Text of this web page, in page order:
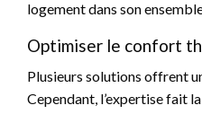
logement dans son
Optimiser le confort
Plusieurs solutions offrent
Cependant, l’expertise fait